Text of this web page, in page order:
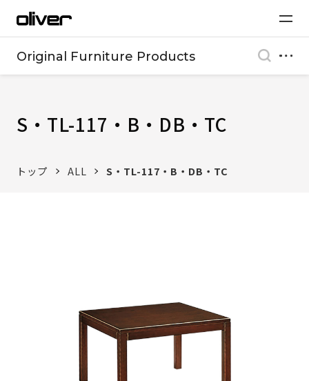
Original Furniture Products
S・TL-117・B・DB・TC
トップ ALL S・TL-117・B・DB・TC